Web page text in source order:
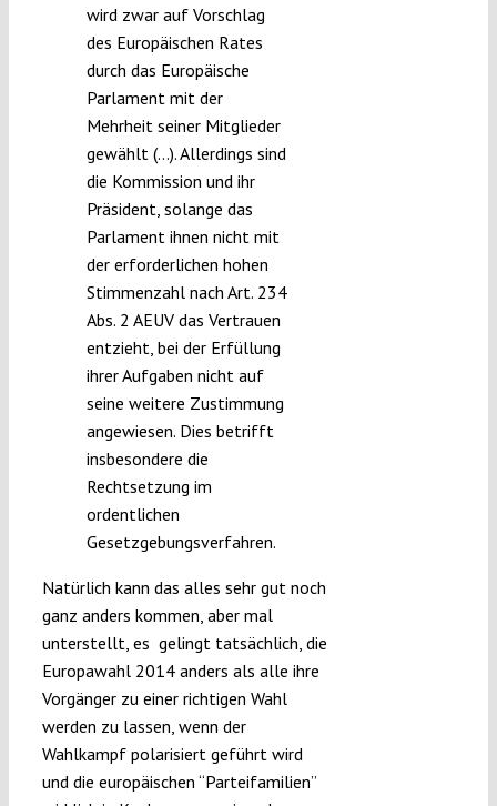
wird zwar auf Vorschlag
des Europäischen Rates
durch das Europäische
Parlament mit der
Mehrheit seiner Mitglieder
gewählt (…). Allerdings sind
die Kommission und ihr
Präsident, solange das
Parlament ihnen nicht mit
der erforderlichen hohen
Stimmenzahl nach Art. 234
Abs. 2 AEUV das Vertrauen
entzieht, bei der Erfüllung
ihrer Aufgaben nicht auf
seine weitere Zustimmung
angewiesen. Dies betrifft
insbesondere die
Rechtsetzung im
ordentlichen
Gesetzgebungsverfahren.
Natürlich kann das alles sehr gut noch
ganz anders kommen, aber mal
unterstellt, es gelingt tatsächlich, die
Europawahl 2014 anders als alle ihre
Vorgänger zu einer richtigen Wahl
werden zu lassen, wenn der
Wahlkampf polarisiert geführt wird
und die europäischen “Parteifamilien”